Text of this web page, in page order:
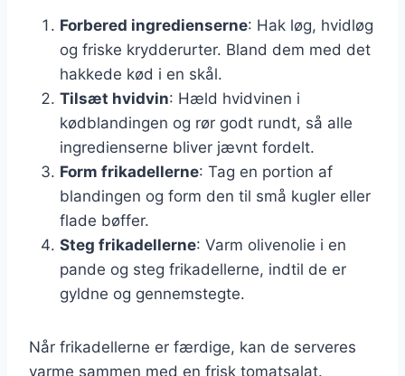
Forbered ingredienserne: Hak løg, hvidløg
og friske krydderurter. Bland dem med det
hakkede kød i en skål.
Tilsæt hvidvin: Hæld hvidvinen i
kødblandingen og rør godt rundt, så alle
ingredienserne bliver jævnt fordelt.
Form frikadellerne: Tag en portion af
blandingen og form den til små kugler eller
flade bøffer.
Steg frikadellerne: Varm olivenolie i en
pande og steg frikadellerne, indtil de er
gyldne og gennemstegte.
Når frikadellerne er færdige, kan de serveres
varme sammen med en frisk tomatsalat.